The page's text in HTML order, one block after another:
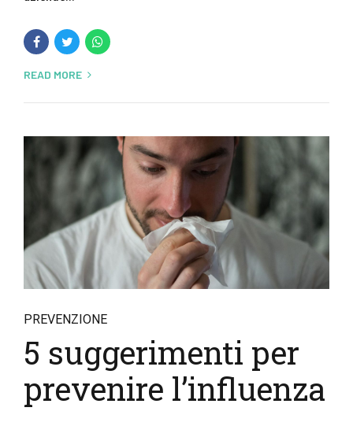
READ MORE
PREVENZIONE
5 suggerimenti per
prevenire l’influenza